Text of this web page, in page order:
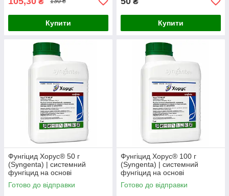
Купити Купити
Фунгіцид Хорус® 50 г
(Syngenta) | системний
фунгіцид на основі
ципродинілу 750 г/кг (на
розсип)
Готово до відправки
Фунгіцид Хорус® 100 г
(Syngenta) | системний
фунгіцид на основі
ципродинілу 750 г/кг (на
розсип)
Готово до відправки